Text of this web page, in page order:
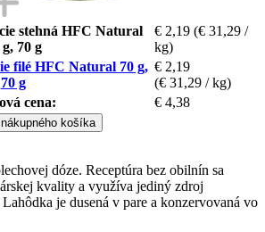
stehná HFC Natural
g, 70 g
€ 2,19 (€ 31,29 /
kg)
filé HFC Natural 70 g,
70 g
€ 2,19
(€ 31,29 / kg)
cena:
€ 4,38
košíka
dóze. Receptúra bez obilnín sa
kvality a využíva jediný zdroj
je dusená v pare a konzervovaná vo